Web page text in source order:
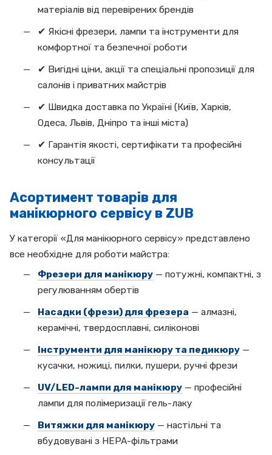
матеріалів від перевірених брендів
✔ Якісні фрезери, лампи та інструменти для
комфортної та безпечної роботи
✔ Вигідні ціни, акції та спеціальні пропозиції для
салонів і приватних майстрів
✔ Швидка доставка по Україні (Київ, Харків,
Одеса, Львів, Дніпро та інші міста)
✔ Гарантія якості, сертифікати та професійні
консультації
Асортимент товарів для
манікюрного сервісу в ZUB
У категорії «Для манікюрного сервісу» представлено
все необхідне для роботи майстра:
Фрезери для манікюру — потужні, компактні, з
регулюванням обертів
Насадки (фрези) для фрезера — алмазні,
керамічні, твердосплавні, силіконові
Інструменти для манікюру та педикюру —
кусачки, ножиці, пилки, пушери, ручні фрези
UV/LED-лампи для манікюру — професійні
лампи для полімеризації гель-лаку
Витяжки для манікюру — настільні та
вбудовувані з HEPA-фільтрами